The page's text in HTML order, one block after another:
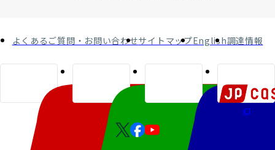
よくあるご質問・お問い合わせサイトマップEnglish調達情報